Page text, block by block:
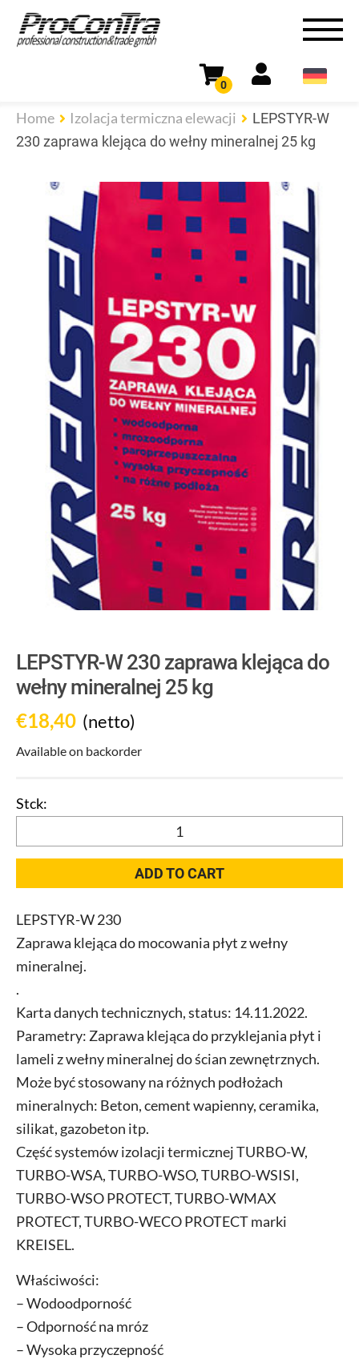
0
Home Izolacja termiczna elewacji
LEPSTYR-W
230 zaprawa klejąca do wełny mineralnej 25 kg
LEPSTYR-W 230 zaprawa klejąca do
wełny mineralnej 25 kg
€18,40 (netto)
Available on backorder
W
zaprawa
do
wełny
mineralnej
kg
ADD TO CART
LEPSTYR-W 230
Zaprawa klejąca do mocowania płyt z wełny
mineralnej.
.
Karta danych technicznych, status: 14.11.2022.
Parametry: Zaprawa klejąca do przyklejania płyt i
lameli z wełny mineralnej do ścian zewnętrznych.
Może być stosowany na różnych podłożach
mineralnych: Beton, cement wapienny, ceramika,
silikat, gazobeton itp.
Część systemów izolacji termicznej TURBO-W,
TURBO-WSA, TURBO-WSO, TURBO-WSISI,
TURBO-WSO PROTECT, TURBO-WMAX
PROTECT, TURBO-WECO PROTECT marki
KREISEL.
Właściwości:
– Wodoodporność
– Odporność na mróz
– Wysoka przyczepność